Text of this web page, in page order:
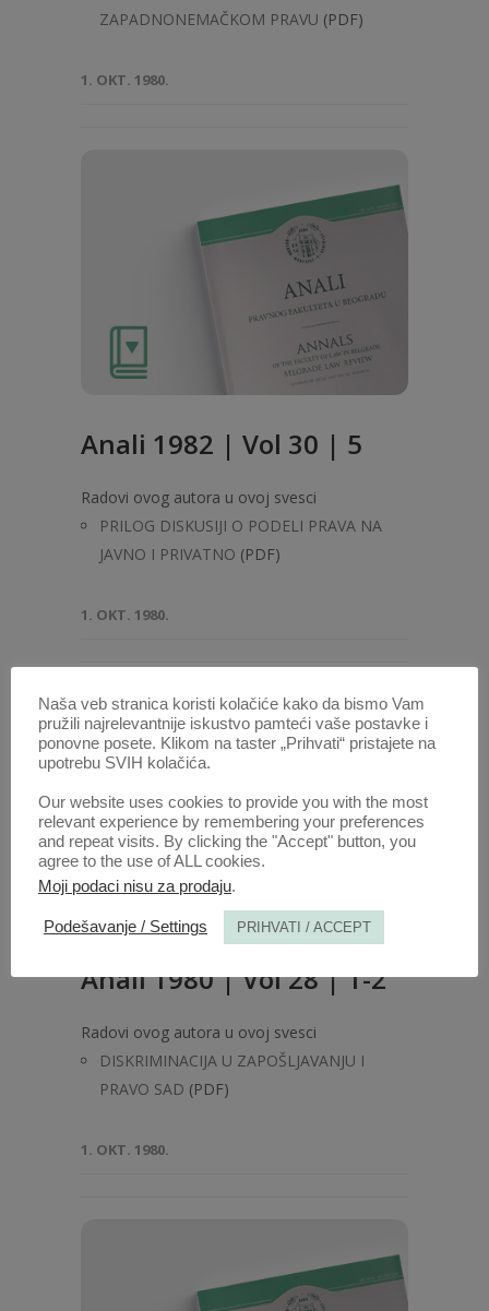
ZAPADNONEMAČKOM PRAVU (PDF)
1. OKT. 1980.
Anali 1982 | Vol 30 | 5
Radovi ovog autora u ovoj svesci
PRILOG DISKUSIJI O PODELI PRAVA NA
JAVNO I PRIVATNO (PDF)
1. OKT. 1980.
Anali 1980 | Vol 28 | 1-2
Radovi ovog autora u ovoj svesci
DISKRIMINACIJA U ZAPOŠLJAVANJU I
PRAVO SAD (PDF)
1. OKT. 1980.
Naša veb stranica koristi kolačiće kako da bismo Vam
pružili najrelevantnije iskustvo pamteći vaše postavke i
ponovne posete. Klikom na taster „Prihvati“ pristajete na
upotrebu SVIH kolačića.
Our website uses cookies to provide you with the most
relevant experience by remembering your preferences
and repeat visits. By clicking the "Accept" button, you
agree to the use of ALL cookies.
Moji podaci nisu za prodaju.
Podešavanje / Settings PRIHVATI / ACCEPT